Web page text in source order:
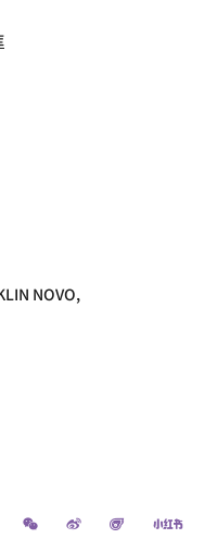
NOVO,
微信 微博 飞猪 小